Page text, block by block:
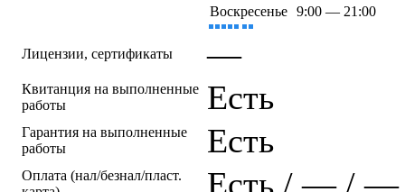
Воскресенье 9:00 — 21:00
Лицензии, сертификаты —
Квитанция на выполненные
работы
Есть
Гарантия на выполненные
работы
Есть
Оплата (нал/безнал/пласт.
Есть / — / —